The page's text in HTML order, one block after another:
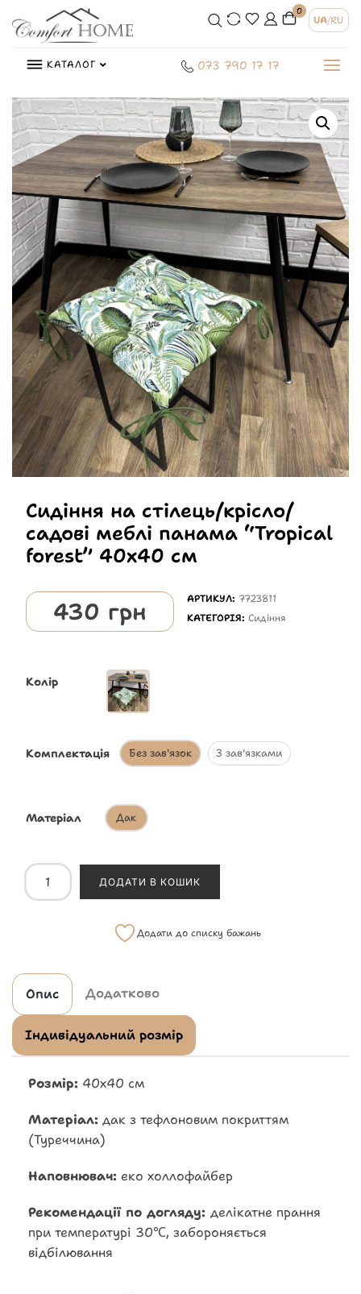
0
UA/RU
КАТАЛОГ 073 790 17 17
Сидіння на стілець/крісло/
садові меблі панама “Tropical
forest” 40х40 см
430 грн АРТИКУЛ: 7723811
КАТЕГОРІЯ:Сидіння
Колір
Комплектація Без зав'язок З зав'язками
Матеріал Дак
ДОДАТИ В КОШИК
Додати до списку бажань
Опис Додатково
Індивідуальний розмір
Розмір: 40х40 см
Матеріал: дак з тефлоновим покриттям
(Туреччина)
Наповнювач: еко холлофайбер
Рекомендації по догляду: делікатне прання
при температурі 30℃, забороняється
відбілювання